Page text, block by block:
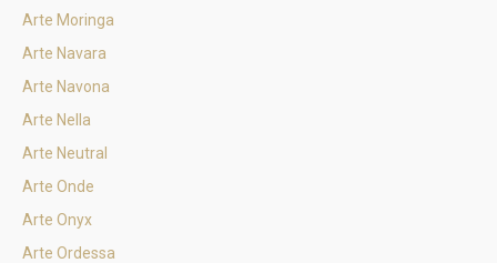
Arte Moringa
Arte Navara
Arte Navona
Arte Nella
Arte Neutral
Arte Onde
Arte Onyx
Arte Ordessa